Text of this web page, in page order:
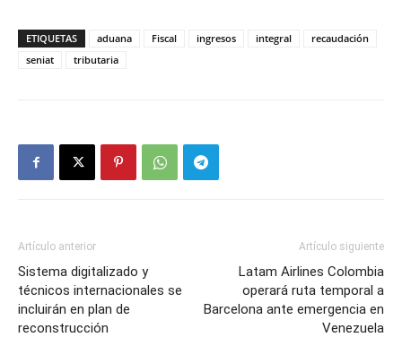
ETIQUETAS aduana Fiscal ingresos integral
recaudación
seniat
tributaria
Artículo anterior
Sistema digitalizado y
técnicos internacionales se
incluirán en plan de
reconstrucción
Artículo siguiente
Latam Airlines Colombia
operará ruta temporal a
Barcelona ante emergencia en
Venezuela